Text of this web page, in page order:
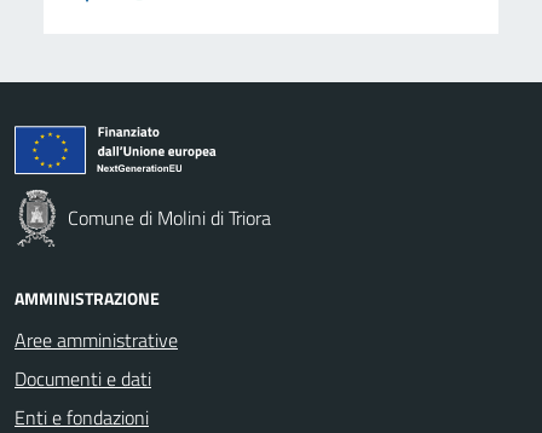
Comune di Molini di Triora
AMMINISTRAZIONE
Aree amministrative
Documenti e dati
Enti e fondazioni